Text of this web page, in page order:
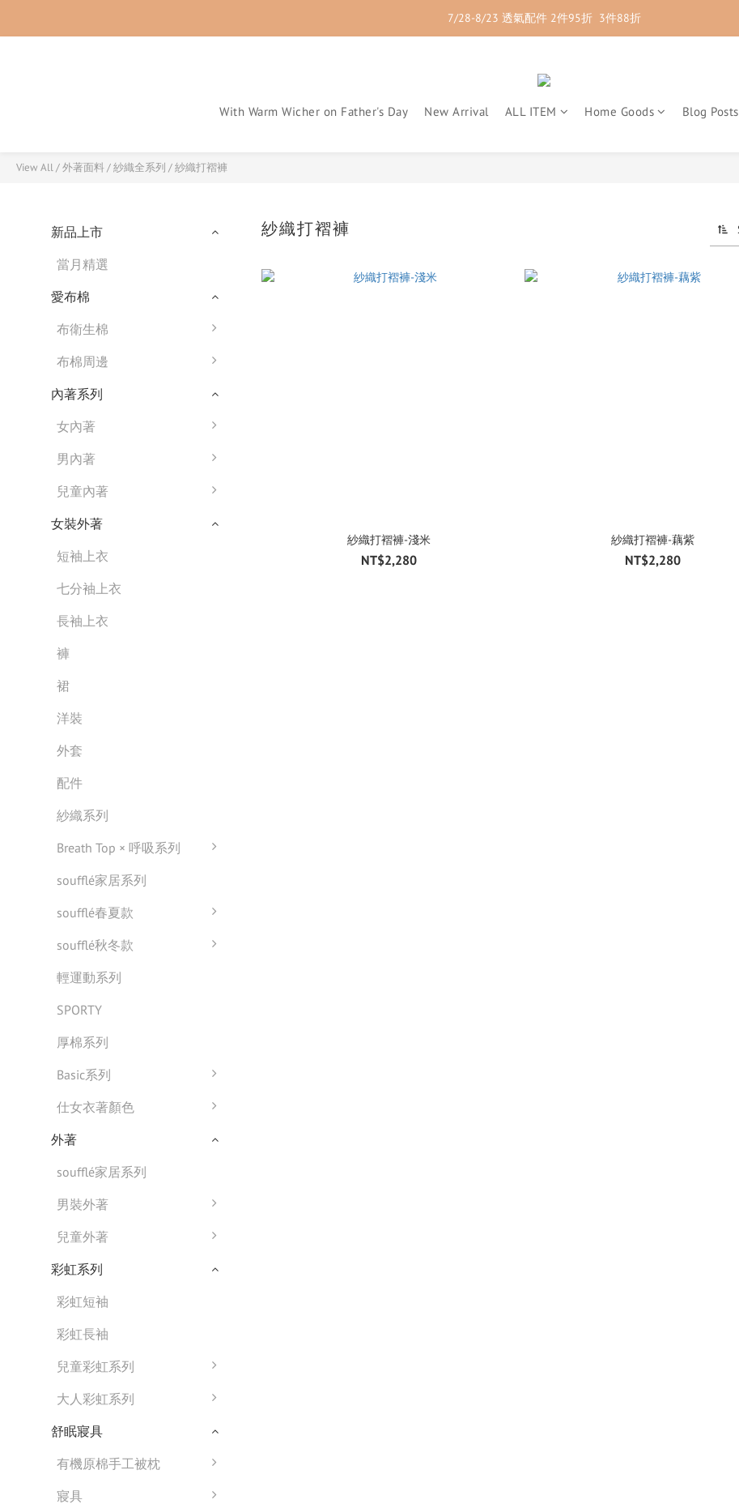
7/28-8/23 紳士內著 2件9折
7/28-8/23 透氣配件 2件95折  3件88折
With Warm Wicher on Father's Day New Arrival ALL ITEM Home Goods Blog Posts
View All/外著面料/紗織全系列 /紗織打褶褲
新品上市
當月精選
愛布棉
布衛生棉
布棉周邊
內著系列
女內著
男內著
兒童內著
女裝外著
短袖上衣
七分袖上衣
長袖上衣
褲
裙
洋裝
外套
配件
紗織系列
Breath Top × 呼吸系列
soufflé家居系列
soufflé春夏款
soufflé秋冬款
輕運動系列
SPORTY
厚棉系列
Basic系列
仕女衣著顏色
外著
soufflé家居系列
男裝外著
兒童外著
彩虹系列
彩虹短袖
彩虹長袖
兒童彩虹系列
大人彩虹系列
舒眠寢具
有機原棉手工被枕
寢具
紗織打褶褲
紗織打褶褲-淺米
NT$2,280
紗織打褶褲-藕紫
NT$2,280